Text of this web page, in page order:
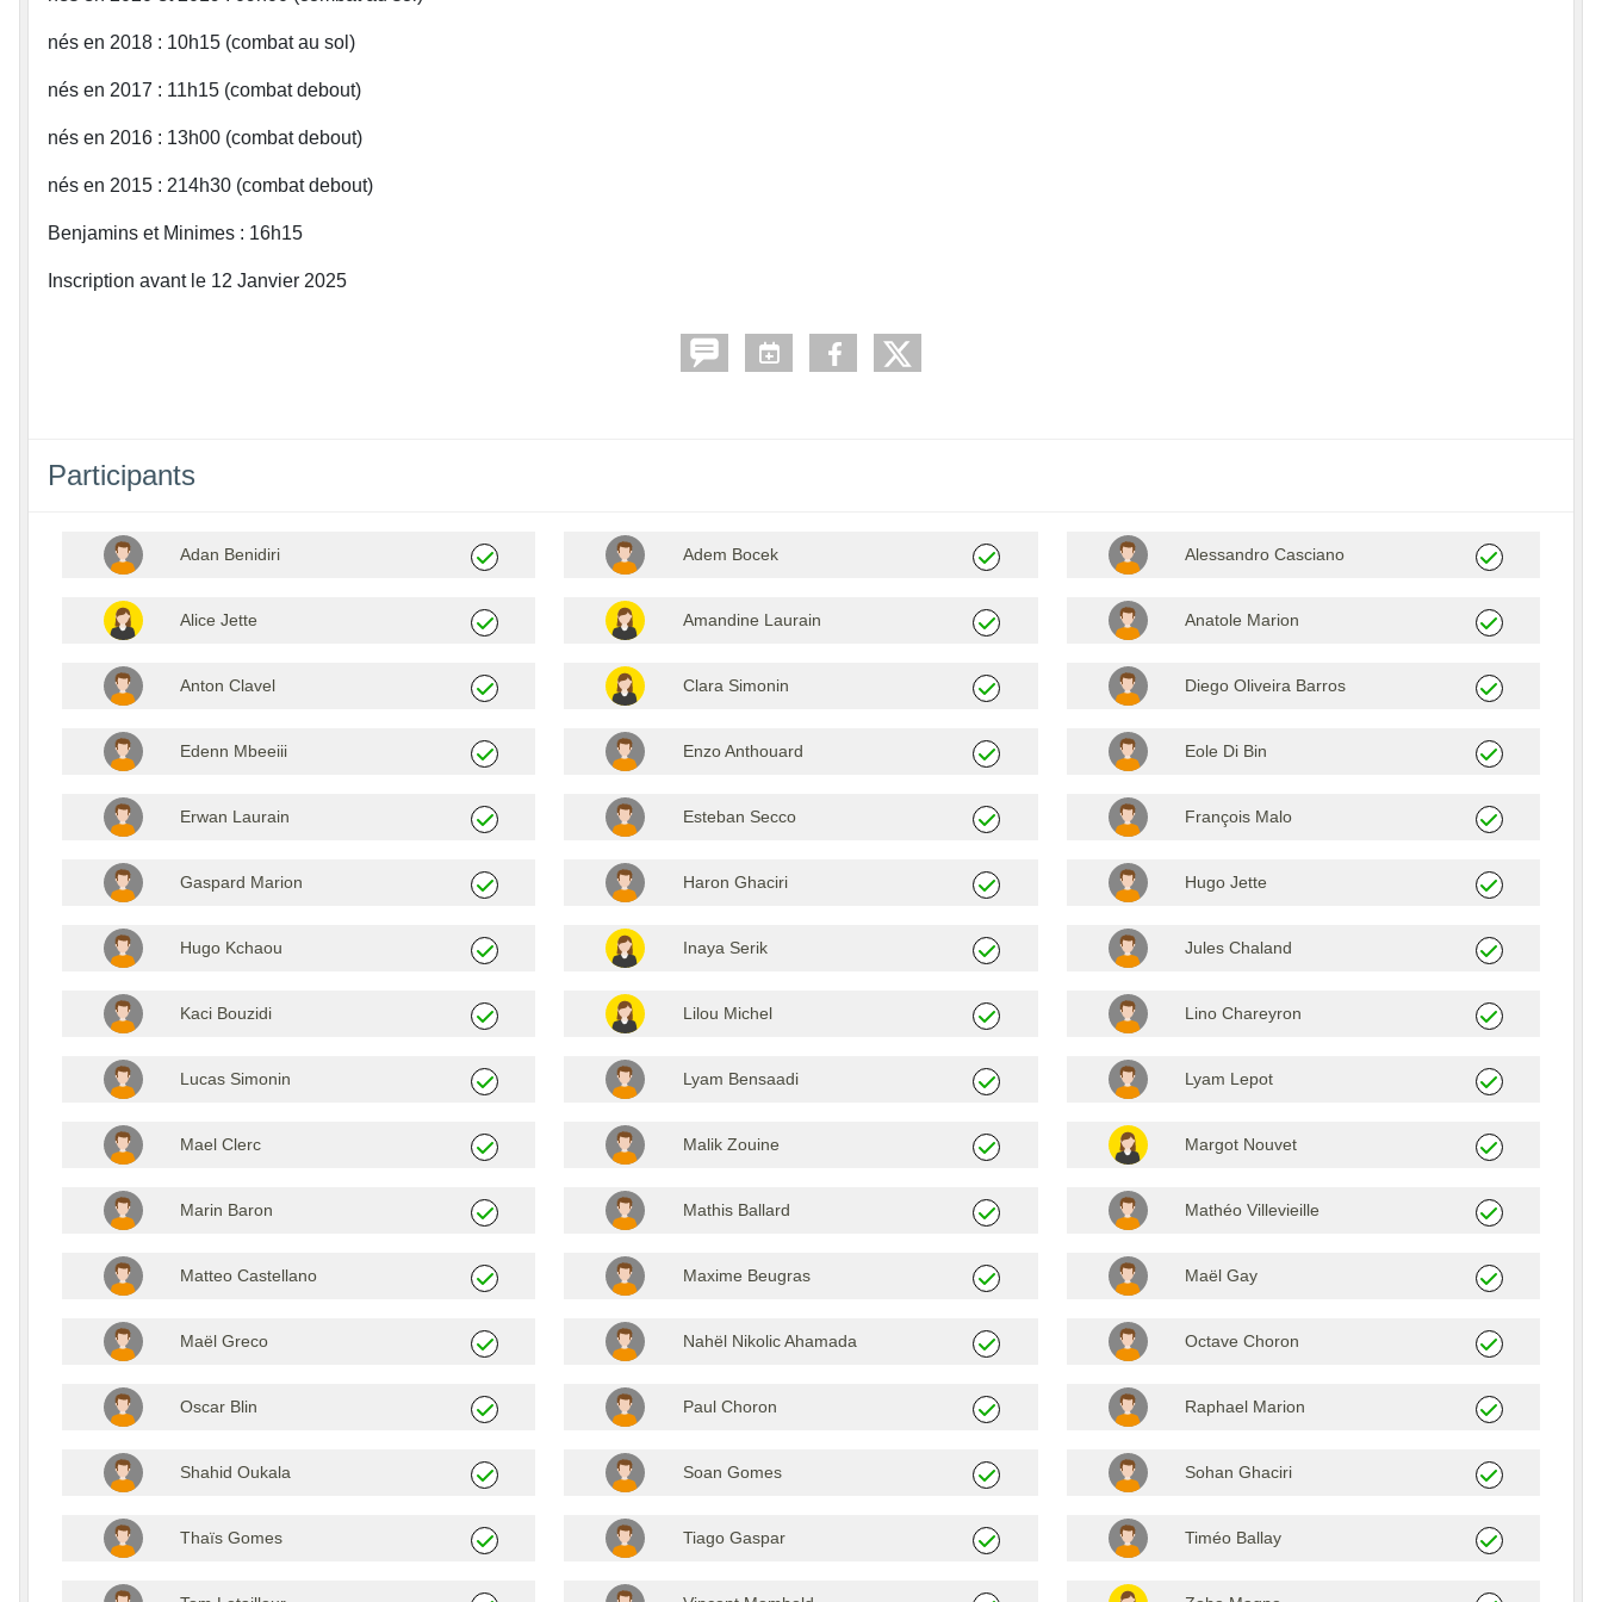
nés en 2018 : 10h15 (combat au sol)
nés en 2017 : 11h15 (combat debout)
nés en 2016 : 13h00 (combat debout)
nés en 2015 : 214h30 (combat debout)
Benjamins et Minimes : 16h15
Inscription avant le 12 Janvier 2025
Participants
Adan Benidiri Adem Bocek Alessandro Casciano
Alice Jette Amandine Laurain Anatole Marion
Anton Clavel Clara Simonin Diego Oliveira Barros
Edenn Mbeeiii Enzo Anthouard Eole Di Bin
Erwan Laurain Esteban Secco François Malo
Gaspard Marion Haron Ghaciri Hugo Jette
Hugo Kchaou Inaya Serik Jules Chaland
Kaci Bouzidi Lilou Michel Lino Chareyron
Lucas Simonin Lyam Bensaadi Lyam Lepot
Mael Clerc Malik Zouine Margot Nouvet
Marin Baron Mathis Ballard Mathéo Villevieille
Matteo Castellano Maxime Beugras Maël Gay
Maël Greco Nahël Nikolic Ahamada Octave Choron
Oscar Blin Paul Choron Raphael Marion
Shahid Oukala Soan Gomes Sohan Ghaciri
Thaïs Gomes Tiago Gaspar Timéo Ballay